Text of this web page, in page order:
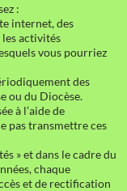
:
internet, des
activités
vous pourriez
des
ou du Diocèse.
à l’aide de
pas transmettre ces
» et dans le cadre du
chaque
et de rectification